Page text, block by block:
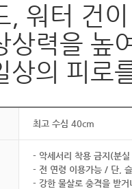
, 워터 건
상력을 높
상의 피로
최고 수심 40cm
- 악세서리 착용 금지(분
- 전 연령 이용가능 / 단,
- 강한 물살로 충격을 받